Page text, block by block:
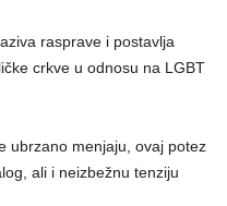
rasprave i postavlja
crkve u odnosu na LGBT
ubrzano menjaju, ovaj potez
ali i neizbežnu tenziju